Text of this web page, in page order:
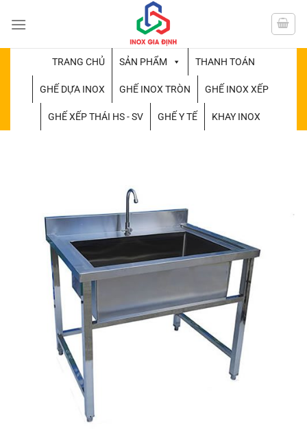
đến
TRANG CHỦ SẢN PHẨM THANH TOÁN
GHẾ DỰA INOX GHẾ INOX TRÒN GHẾ INOX XẾP
GHẾ XẾP THÁI HS - SV GHẾ Y TẾ KHAY INOX